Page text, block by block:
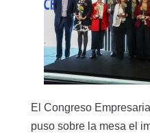
El Congreso
puso sobre la mesa el